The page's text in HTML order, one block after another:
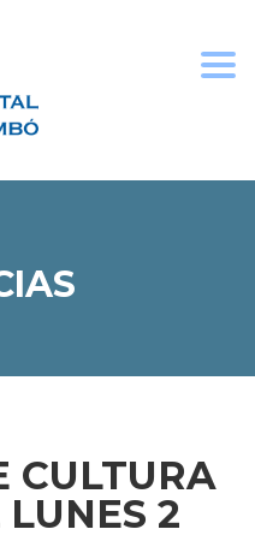
CULTURA
2